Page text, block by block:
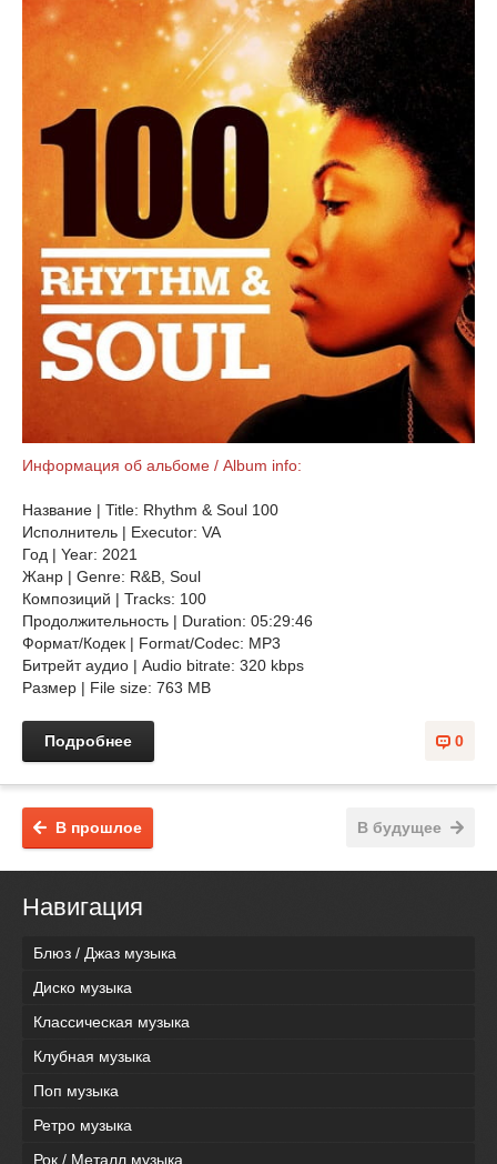
Информация об альбоме / Album info:
Название | Title: Rhythm & Soul 100
Исполнитель | Executor: VA
Год | Year: 2021
Жанр | Genre: R&B, Soul
Композиций | Tracks: 100
Продолжительность | Duration: 05:29:46
Формат/Кодек | Format/Codec: MP3
Битрейт аудио | Audio bitrate: 320 kbps
Размер | File size: 763 MB
0
Подробнее
В будущее
В прошлое
Навигация
Блюз / Джаз музыка
Диско музыка
Классическая музыка
Клубная музыка
Поп музыка
Ретро музыка
Рок / Металл музыка